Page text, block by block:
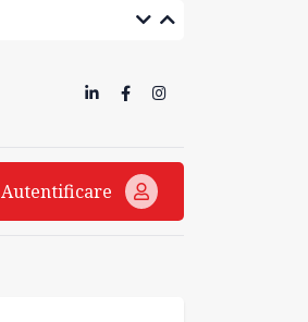
Autentificare